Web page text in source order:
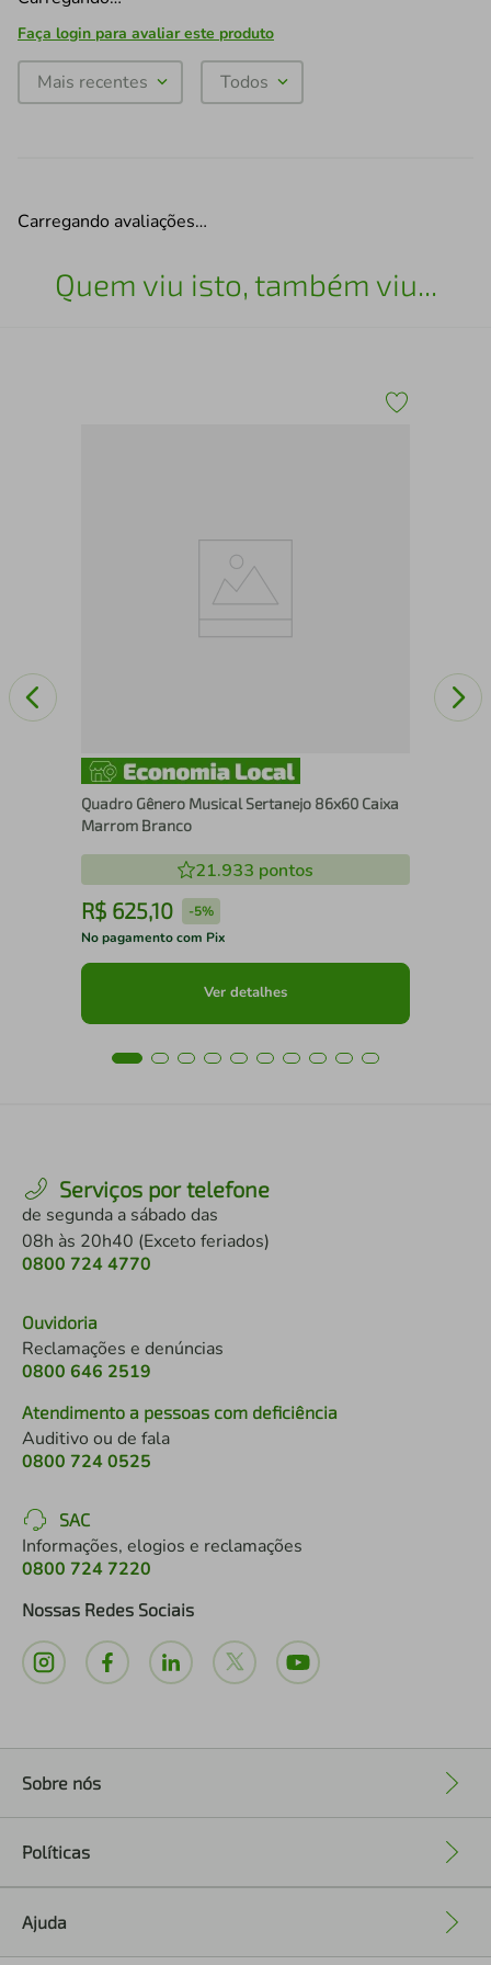
Faça login para avaliar este produto
Mais recentes Todos
Carregando avaliações…
Quem viu isto, também viu...
Quadro Gênero Musical Sertanejo 86x60 Caixa
Marrom Branco
21.933 pontos
R$ 625,10 -5%
No pagamento com Pix
Ver detalhes
Serviços por telefone
de segunda a sábado das
08h às 20h40 (Exceto feriados)
0800 724 4770
Ouvidoria
Reclamações e denúncias
0800 646 2519
Atendimento a pessoas com deficiência
Auditivo ou de fala
0800 724 0525
SAC
Informações, elogios e reclamações
0800 724 7220
Nossas Redes Sociais
Sobre nós
Políticas
Ajuda